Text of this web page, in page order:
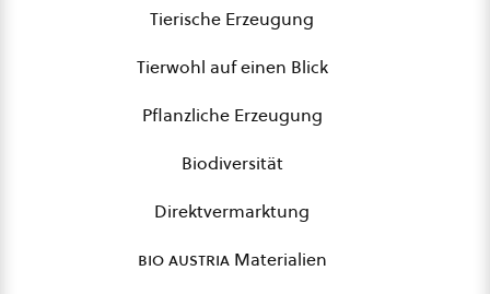
Tierische Erzeugung
Tierwohl auf einen Blick
Pflanzliche Erzeugung
Biodiversität
Direktvermarktung
bio austriaMaterialien